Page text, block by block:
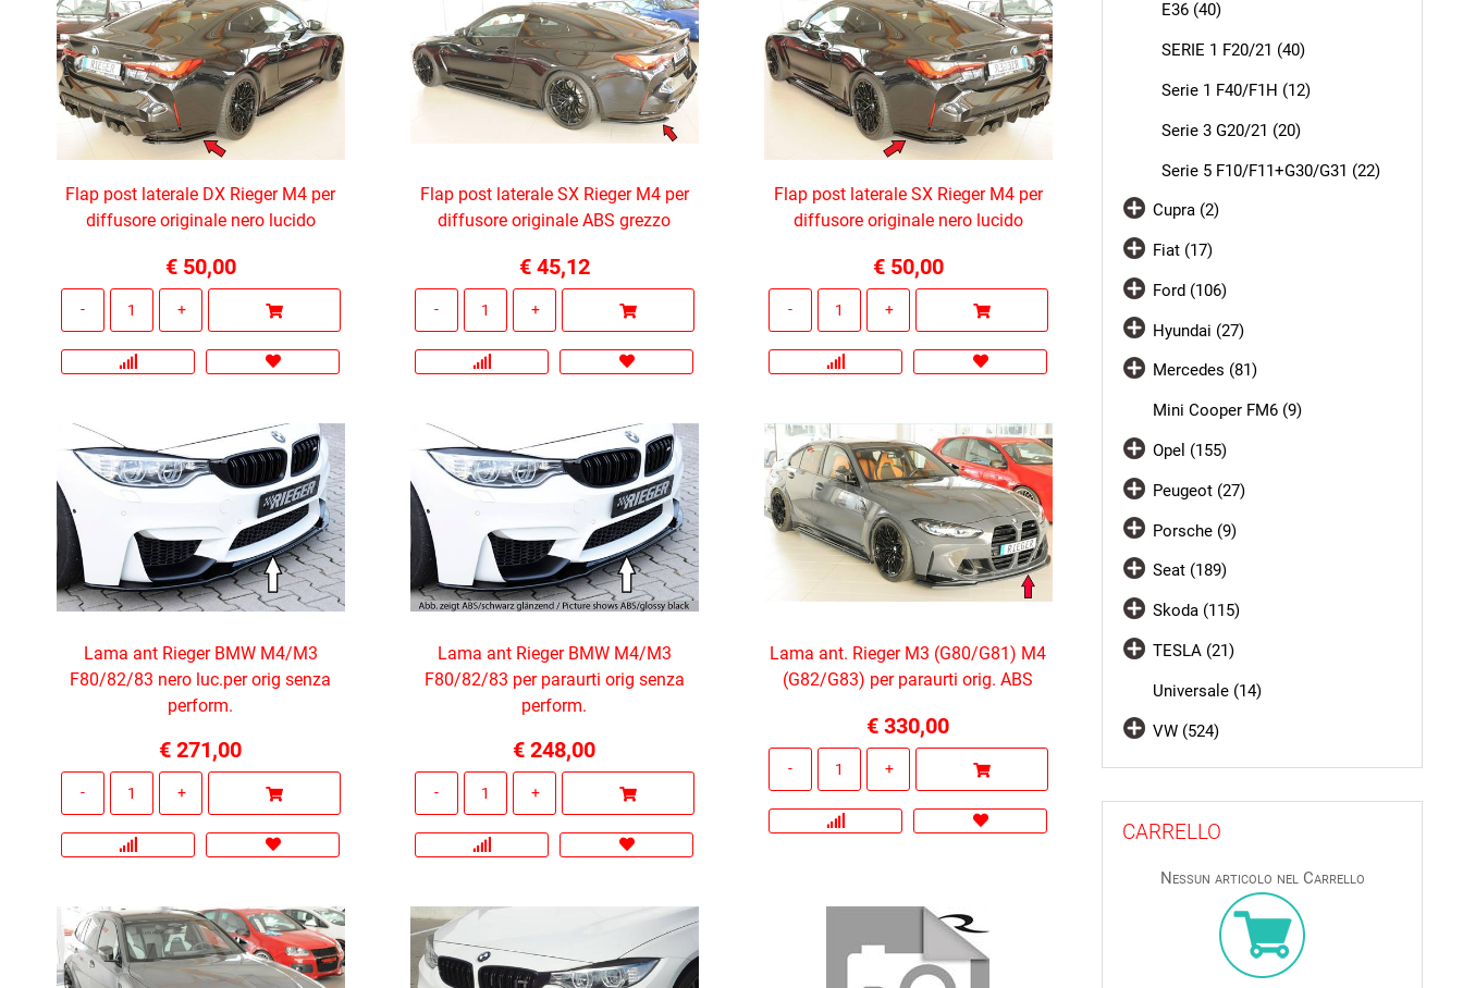
Flap post laterale DX Rieger M4 per
diffusore originale nero lucido
€ 50,00
Flap post laterale SX Rieger M4 per
diffusore originale ABS grezzo
€ 45,12
Flap post laterale SX Rieger M4 per
diffusore originale nero lucido
€ 50,00
Lama ant Rieger BMW M4/M3
F80/82/83 nero luc.per orig senza
perform.
€ 271,00
Lama ant Rieger BMW M4/M3
F80/82/83 per paraurti orig senza
perform.
€ 248,00
Lama ant. Rieger M3 (G80/G81) M4
(G82/G83) per paraurti orig. ABS
€ 330,00
E36 (40)
SERIE 1 F20/21 (40)
Serie 1 F40/F1H (12)
Serie 3 G20/21 (20)
Serie 5 F10/F11+G30/G31 (22)
Cupra (2)
Fiat (17)
Ford (106)
Hyundai (27)
Mercedes (81)
Mini Cooper FM6 (9)
Opel (155)
Peugeot (27)
Porsche (9)
Seat (189)
Skoda (115)
TESLA (21)
Universale (14)
VW (524)
CARRELLO
Nessun articolo nel Carrello